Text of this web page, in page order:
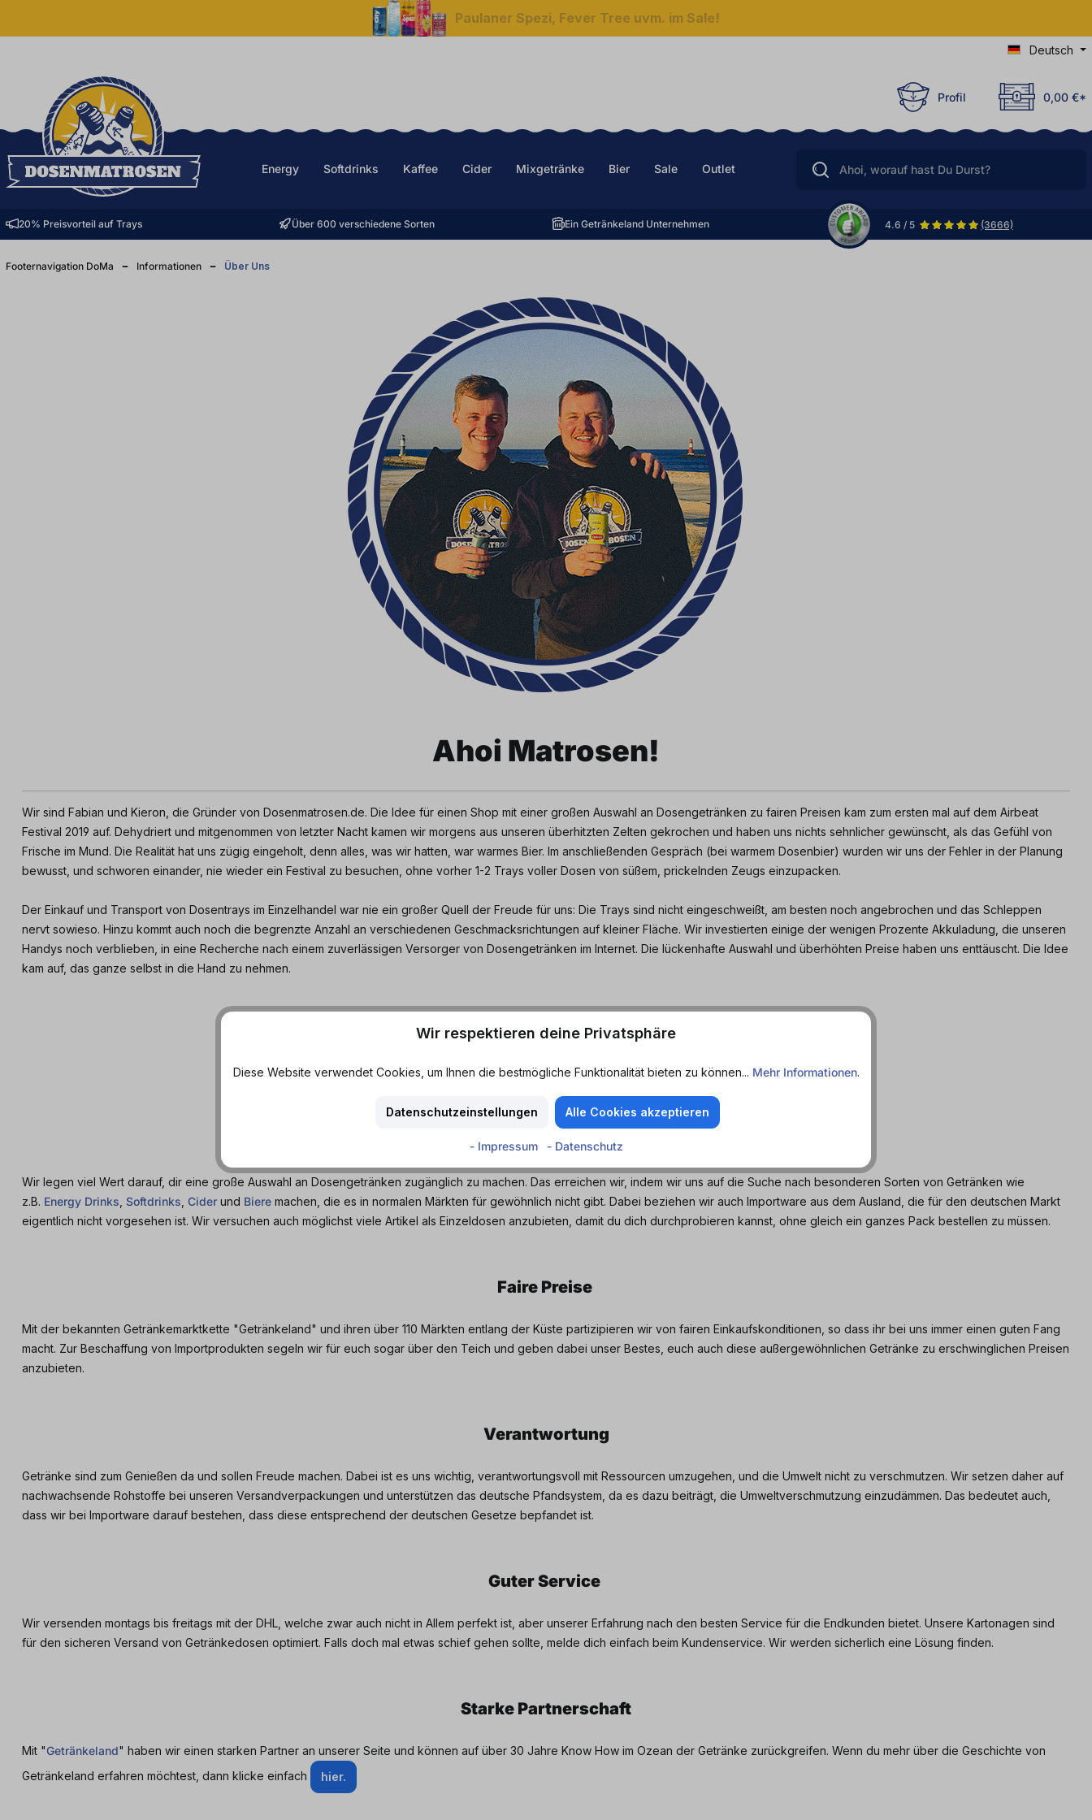
Paulaner Spezi, Fever Tree uvm. im Sale!
Deutsch
Profil 0,00 €*
Energy Softdrinks Kaffee Cider Mixgetränke Bier Sale Outlet
20% Preisvorteil auf Trays Über 600 verschiedene Sorten Ein Getränkeland Unternehmen 4.6 / 5 (3666)
Footernavigation DoMa Informationen Über Uns
Ahoi Matrosen!
Wir sind Fabian und Kieron, die Gründer von Dosenmatrosen.de. Die Idee für einen Shop mit einer großen Auswahl an Dosengetränken zu fairen Preisen kam zum ersten mal auf dem Airbeat
Festival 2019 auf. Dehydriert und mitgenommen von letzter Nacht kamen wir morgens aus unseren überhitzten Zelten gekrochen und haben uns nichts sehnlicher gewünscht, als das Gefühl von
Frische im Mund. Die Realität hat uns zügig eingeholt, denn alles, was wir hatten, war warmes Bier. Im anschließenden Gespräch (bei warmem Dosenbier) wurden wir uns der Fehler in der Planung
bewusst, und schworen einander, nie wieder ein Festival zu besuchen, ohne vorher 1-2 Trays voller Dosen von süßem, prickelnden Zeugs einzupacken.
Der Einkauf und Transport von Dosentrays im Einzelhandel war nie ein großer Quell der Freude für uns: Die Trays sind nicht eingeschweißt, am besten noch angebrochen und das Schleppen
nervt sowieso. Hinzu kommt auch noch die begrenzte Anzahl an verschiedenen Geschmacksrichtungen auf kleiner Fläche. Wir investierten einige der wenigen Prozente Akkuladung, die unseren
Handys noch verblieben, in eine Recherche nach einem zuverlässigen Versorger von Dosengetränken im Internet. Die lückenhafte Auswahl und überhöhten Preise haben uns enttäuscht. Die Idee
kam auf, das ganze selbst in die Hand zu nehmen.
Was zeichnet uns Dosenmatrosen aus?
Auswahl
Wir legen viel Wert darauf, dir eine große Auswahl an Dosengetränken zugänglich zu machen. Das erreichen wir, indem wir uns auf die Suche nach besonderen Sorten von Getränken wie
z.B. Energy Drinks Softdrinks Cider und Biere machen, die es in normalen Märkten für gewöhnlich nicht gibt. Dabei beziehen wir auch Importware aus dem Ausland, die für den deutschen Markt
eigentlich nicht vorgesehen ist. Wir versuchen auch möglichst viele Artikel als Einzeldosen anzubieten, damit du dich durchprobieren kannst, ohne gleich ein ganzes Pack bestellen zu müssen.
Faire Preise
Mit der bekannten Getränkemarktkette "Getränkeland" und ihren über 110 Märkten entlang der Küste partizipieren wir von fairen Einkaufskonditionen, so dass ihr bei uns immer einen guten Fang
macht. Zur Beschaffung von Importprodukten segeln wir für euch sogar über den Teich und geben dabei unser Bestes, euch auch diese außergewöhnlichen Getränke zu erschwinglichen Preisen
anzubieten.
Verantwortung
Getränke sind zum Genießen da und sollen Freude machen. Dabei ist es uns wichtig, verantwortungsvoll mit Ressourcen umzugehen, und die Umwelt nicht zu verschmutzen. Wir setzen daher auf
nachwachsende Rohstoffe bei unseren Versandverpackungen und unterstützen das deutsche Pfandsystem, da es dazu beiträgt, die Umweltverschmutzung einzudämmen. Das bedeutet auch,
dass wir bei Importware darauf bestehen, dass diese entsprechend der deutschen Gesetze bepfandet ist.
Guter Service
Wir versenden montags bis freitags mit der DHL, welche zwar auch nicht in Allem perfekt ist, aber unserer Erfahrung nach den besten Service für die Endkunden bietet. Unsere Kartonagen sind
für den sicheren Versand von Getränkedosen optimiert. Falls doch mal etwas schief gehen sollte, melde dich einfach beim Kundenservice. Wir werden sicherlich eine Lösung finden.
Starke Partnerschaft
Mit "Getränkeland" haben wir einen starken Partner an unserer Seite und können auf über 30 Jahre Know How im Ozean der Getränke zurückgreifen. Wenn du mehr über die Geschichte von
Getränkeland erfahren möchtest, dann klicke einfach
hier.
Wir respektieren deine Privatsphäre
Diese Website verwendet Cookies, um Ihnen die bestmögliche Funktionalität bieten zu können... Mehr Informationen.
Datenschutzeinstellungen Alle Cookies akzeptieren
- Impressum - Datenschutz